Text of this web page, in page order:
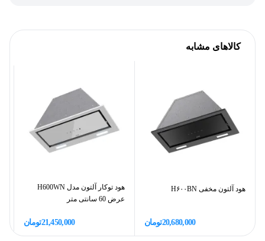
کالاهای مشابه
هود آلتون مخفی H۶۰۰BN
20,680,000تومان
هود توکار آلتون مدل H600WN
عرض 60 سانتی متر
21,450,000تومان